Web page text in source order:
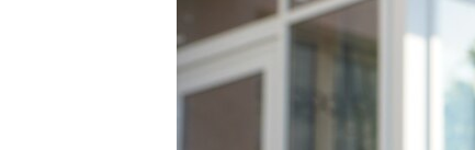
УКРАЇНСЬКА ПРОБЛЕМА КРИМУ